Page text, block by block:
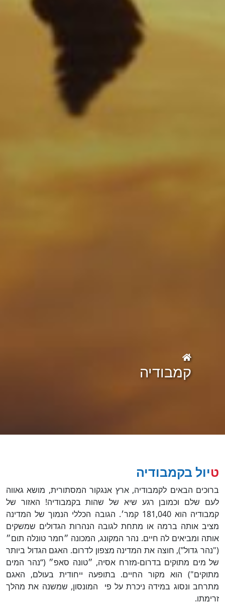
קמבודיה
טיול בקמבודיה
ברוכים הבאים לקמבודיה, ארץ אנגקור המסתורית, מושא גאווה
לעם שלם וכמובן רגע שיא של שהות בקמבודיה! האזור של
קמבודיה הוא 181,040 קמר׳. הגובה הכללי הנמוך של המדינה
מציב אותה ברמה או מתחת לגובה הנהרות הגדולים שמשקים
אותה ומביאים לה חיים. נהר המקונג, המכונה ״חמר טונלה תום״
("נהר גדול”), חוצה את המדינה מצפון לדרום. האגם הגדול ביותר
של מים מתוקים בדרום-מזרח אסיה, ״טונה סאפ״ (“נהר המים
מתוקים") הוא מקור החיים. בתופעה ייחודית בעולם, האגם
מתרחב ונסוג במידה ניכרת על פי המונסון, שמשנה את מהלך
זרימתו.